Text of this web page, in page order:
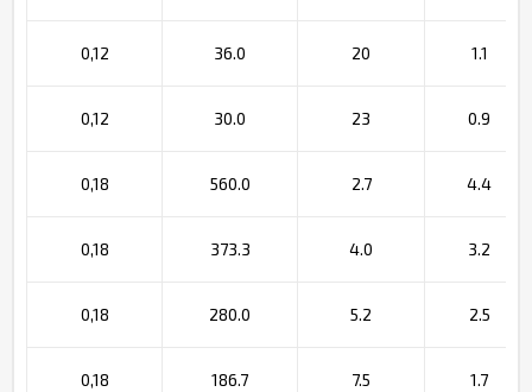
0,12 36.0 20 1.1
0,12 30.0 23 0.9
0,18 560.0 2.7 4.4
0,18 373.3 4.0 3.2
0,18 280.0 5.2 2.5
0,18 186.7 7.5 1.7